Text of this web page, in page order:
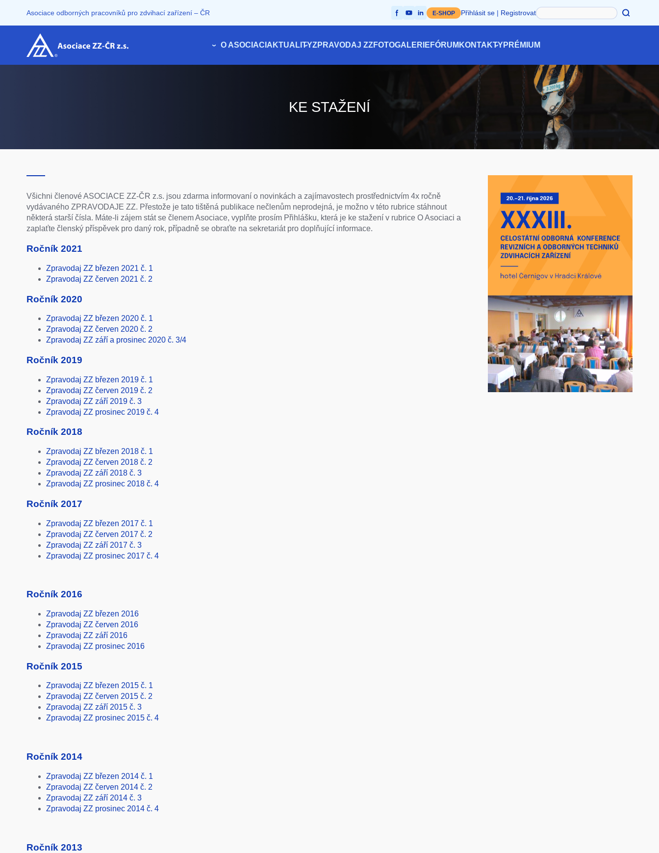
hlavnímu
Asociace odborných pracovníků pro zdvihací zařízení – ČR E-SHOP Přihlásit se| RegistrovatHledat
O ASOCIACI AKTUALITYZPRAVODAJ ZZFOTOGALERIE FÓRUM KONTAKTYPRÉMIUM
KE STAŽENÍ
Všichni členové ASOCIACE ZZ-ČR z.s. jsou zdarma informovaní o novinkách a zajímavostech prostřednictvím 4x ročně
vydávaného ZPRAVODAJE ZZ. Přestože je tato tištěná publikace nečlenům neprodejná, je možno v této rubrice stáhnout
některá starší čísla. Máte-li zájem stát se členem Asociace, vyplňte prosím Přihlášku, která je ke stažení v rubrice O Asociaci a
zaplaťte členský příspěvek pro daný rok, případně se obraťte na sekretariát pro doplňující informace.
Ročník 2021
Zpravodaj ZZ březen 2021 č. 1
Zpravodaj ZZ červen 2021 č. 2
Ročník 2020
Zpravodaj ZZ březen 2020 č. 1
Zpravodaj ZZ červen 2020 č. 2
Zpravodaj ZZ září a prosinec 2020 č. 3/4
Ročník 2019
Zpravodaj ZZ březen 2019 č. 1
Zpravodaj ZZ červen 2019 č. 2
Zpravodaj ZZ září 2019 č. 3
Zpravodaj ZZ prosinec 2019 č. 4
Ročník 2018
Zpravodaj ZZ březen 2018 č. 1
Zpravodaj ZZ červen 2018 č. 2
Zpravodaj ZZ září 2018 č. 3
Zpravodaj ZZ prosinec 2018 č. 4
Ročník 2017
Zpravodaj ZZ březen 2017 č. 1
Zpravodaj ZZ červen 2017 č. 2
Zpravodaj ZZ září 2017 č. 3
Zpravodaj ZZ prosinec 2017 č. 4
Ročník 2016
Zpravodaj ZZ březen 2016
Zpravodaj ZZ červen 2016
Zpravodaj ZZ září 2016
Zpravodaj ZZ prosinec 2016
Ročník 2015
Zpravodaj ZZ březen 2015 č. 1
Zpravodaj ZZ červen 2015 č. 2
Zpravodaj ZZ září 2015 č. 3
Zpravodaj ZZ prosinec 2015 č. 4
Ročník 2014
Zpravodaj ZZ březen 2014 č. 1
Zpravodaj ZZ červen 2014 č. 2
Zpravodaj ZZ září 2014 č. 3
Zpravodaj ZZ prosinec 2014 č. 4
Ročník 2013